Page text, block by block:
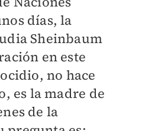
días, la
Sheinbaum
en este
no hace
es la madre de
de la